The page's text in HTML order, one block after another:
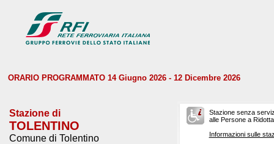
ORARIO PROGRAMMATO 14 Giugno 2026 - 12 Dicembre 2026
Stazione di
TOLENTINO
Comune di Tolentino
Stazione senza
alle Persone a
Informazioni sulle